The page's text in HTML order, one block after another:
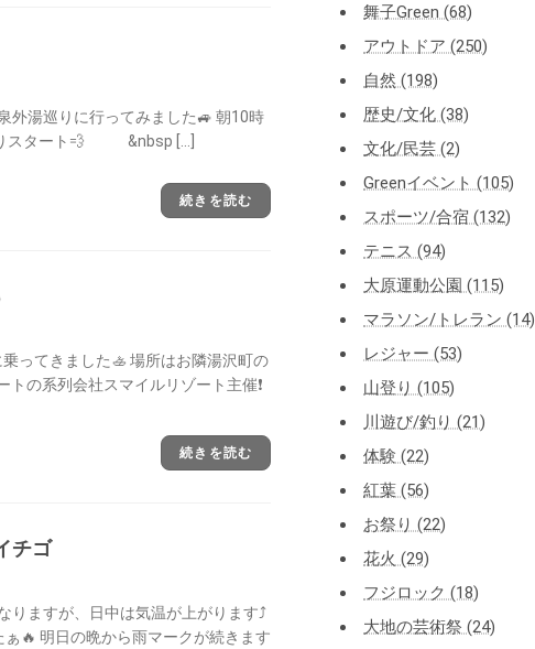
外湯巡りに行ってみました🚙 朝10時
りスタート💨 &nbsp […]
続きを読む
ってきました🚣 場所はお隣湯沢町の
の系列会社スマイルリゾート主催❗
続きを読む
チゴ
りますが、日中は気温が上がります⤴
🔥 明日の晩から雨マークが続きます
舞子Green (68)
アウトドア (250)
自然 (198)
歴史/文化 (38)
文化/民芸 (2)
Greenイベント (105)
スポーツ/合宿 (132)
テニス (94)
大原運動公園 (115)
マラソン/トレラン (14)
レジャー (53)
山登り (105)
川遊び/釣り (21)
体験 (22)
紅葉 (56)
お祭り (22)
花火 (29)
フジロック (18)
大地の芸術祭 (24)